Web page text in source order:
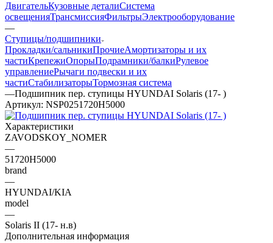
ДвигательКузовные деталиСистема
освещенияТрансмиссияФильтрыЭлектрооборудование
—
Ступицы/подшипники
Прокладки/сальникиПрочиеАмортизаторы и их
частиКрепежиОпорыПодрамники/балкиРулевое
управлениеРычаги подвески и их
частиСтабилизаторыТормозная система
—Подшипник пер. ступицы HYUNDAI Solaris (17- )
Артикул: NSP0251720H5000
Характеристики
ZAVODSKOY_NOMER
—
51720H5000
brand
—
HYUNDAI/KIA
model
—
Solaris II (17- н.в)
Дополнительная информация